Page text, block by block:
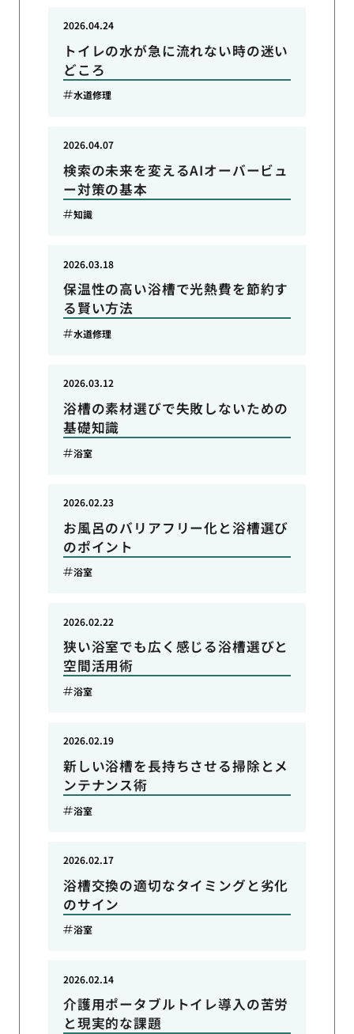
トイレの水が急に流れない時の迷い
どころ
2026.04.24
水道修理
検索の未来を変えるAIオーバービュ
ー対策の基本
2026.04.07
知識
保温性の高い浴槽で光熱費を節約す
る賢い方法
2026.03.18
水道修理
浴槽の素材選びで失敗しないための
基礎知識
2026.03.12
浴室
お風呂のバリアフリー化と浴槽選び
のポイント
2026.02.23
浴室
狭い浴室でも広く感じる浴槽選びと
空間活用術
2026.02.22
浴室
新しい浴槽を長持ちさせる掃除とメ
ンテナンス術
2026.02.19
浴室
浴槽交換の適切なタイミングと劣化
のサイン
2026.02.17
浴室
介護用ポータブルトイレ導入の苦労
と現実的な課題
2026.02.14